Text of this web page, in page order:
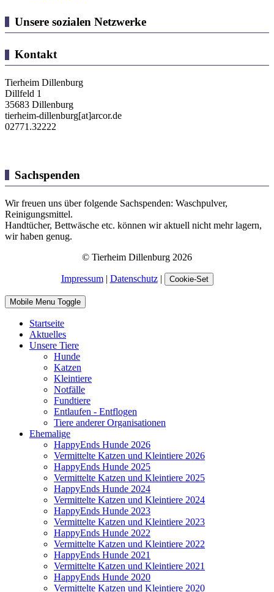
Unsere sozialen Netzwerke
Kontakt
Tierheim Dillenburg
Dillfeld 1
35683 Dillenburg
tierheim-dillenburg[at]arcor.de
02771.32222
Sachspenden
Wir freuen uns über folgende Sachspenden: Waschpulver,
Reinigungsmittel.
Handtücher, Bettwäsche etc. können wir aktuell nicht mehr lagern,
wir haben genug.
© Tierheim Dillenburg 2026
Impressum| Datenschutz| Cookie-Set
Mobile Menu Toggle
Startseite
Aktuelles
Unsere Tiere
Hunde
Katzen
Kleintiere
Notfälle
Fundtiere
Entlaufen - Entflogen
Tiere anderer Organisationen
Ehemalige
HappyEnds Hunde 2026
Vermittelte Katzen und Kleintiere 2026
HappyEnds Hunde 2025
Vermittelte Katzen und Kleintiere 2025
HappyEnds Hunde 2024
Vermittelte Katzen und Kleintiere 2024
HappyEnds Hunde 2023
Vermittelte Katzen und Kleintiere 2023
HappyEnds Hunde 2022
Vermittelte Katzen und Kleintiere 2022
HappyEnds Hunde 2021
Vermittelte Katzen und Kleintiere 2021
HappyEnds Hunde 2020
Vermittelte Katzen und Kleintiere 2020